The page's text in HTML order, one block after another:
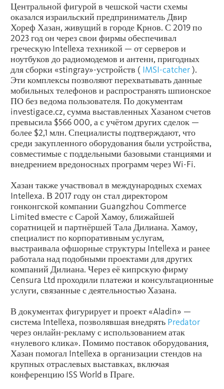
Центральной фигурой в чешской части схемы
оказался израильский предприниматель Двир
Хореф Хазан, живущий в городе Крнов. С 2019 по
2023 год он через свои фирмы обеспечивал
греческую Intellexa техникой — от серверов и
ноутбуков до радиомодемов и антенн, пригодных
для сборки «stingray»-устройств ( IMSI-catcher).
Эти комплексы позволяют перехватывать данные
мобильных телефонов и распространять шпионское
ПО без ведома пользователя. По документам
investigace.cz, сумма выставленных Хазаном счетов
превысила $566 000, а с учётом других сделок —
более $2,1 млн. Специалисты подтверждают, что
среди закупленного оборудования были устройства,
совместимые с поддельными базовыми станциями и
внедрением вредоносных программ через Wi-Fi.
Хазан также участвовал в международных схемах
Intellexa. В 2017 году он стал директором
гонконгской компании Guangzhou Commerce
Limited вместе с Сарой Хамоу, ближайшей
соратницей и партнёршей Тала Дилиана. Хамоу,
специалист по корпоративным услугам,
выстраивала офшорные структуры Intellexa и ранее
работала над подобными проектами для других
компаний Дилиана. Через её кипрскую фирму
Censura Ltd проходили платежи и консультационные
услуги, связанные с деятельностью Хазана.
В документах фигурирует и проект «Aladin» —
система Intellexa, позволявшая внедрять Predator
через онлайн-рекламу с использованием атак
«нулевого клика». Помимо поставок оборудования,
Хазан помогал Intellexa в организации стендов на
крупных отраслевых выставках, включая
конференцию ISS World в Праге.